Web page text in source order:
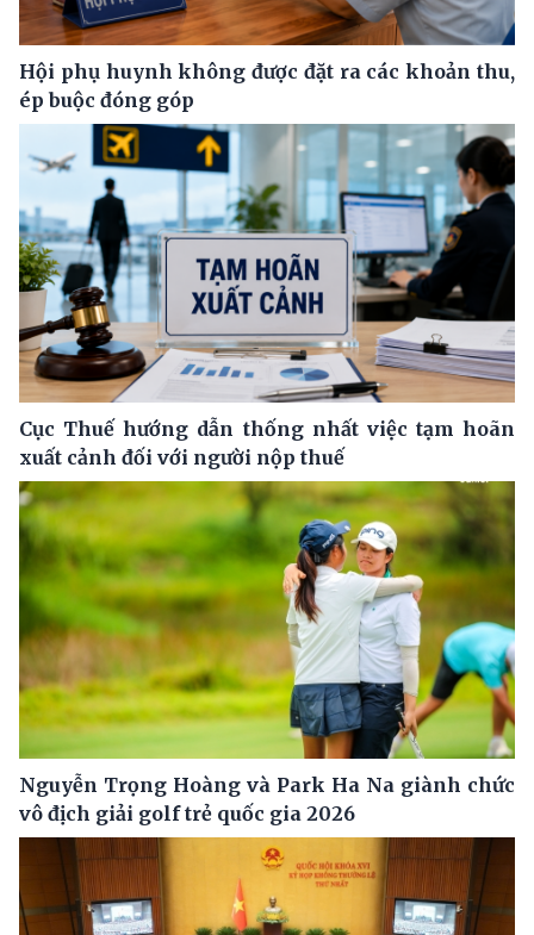
Hội phụ huynh không được đặt ra các khoản thu,
ép buộc đóng góp
Cục Thuế hướng dẫn thống nhất việc tạm hoãn
xuất cảnh đối với người nộp thuế
Nguyễn Trọng Hoàng và Park Ha Na giành chức
vô địch giải golf trẻ quốc gia 2026